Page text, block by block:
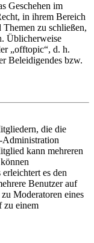
Geschehen im
in ihrem Bereich
zu schließen,
Üblicherweise
„offtopic“, d. h.
Beleidigendes bzw.
die die
kann mehreren
es den
Benutzer auf
Moderatoren eines
zu einem